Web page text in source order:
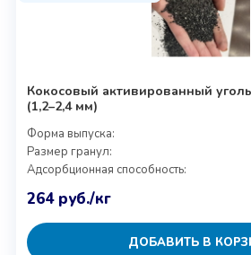
Кокосовый активированный
(1,2–2,4 мм)
Форма выпуска:
Размер гранул:
Адсорбционная способность:
264 руб./кг
ДОБАВИТЬ В